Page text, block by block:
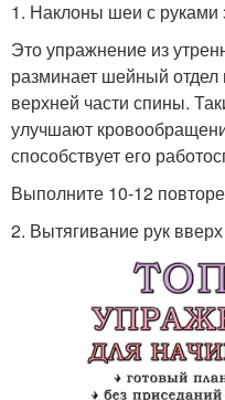
1. Наклоны шеи с руками
Это упражнение из
разминает шейный
верхней части спины.
улучшают
способствует его
Выполните 10-12
2. Вытягивание рук